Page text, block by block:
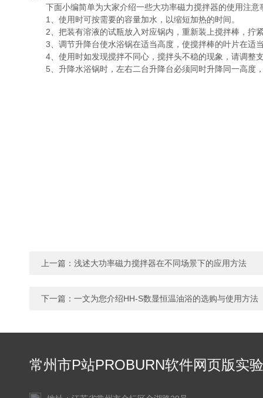
下面小编简单为大家介绍一些大功率磁力搅拌器的使用注意
1、使用时可按需要的容量加水，以缩短加热的时间。
2、把装有溶液的试瓶放入对应锅内，重新装上搅拌棒，拧
3、调节升降台使水浴锅在适当高度，使搅拌棒的叶片在适
4、使用时如发现搅拌不同心，搅拌头不稳的现象，请调整
5、升降水浴锅时，左右二台升降台必须同时升降同一高度
上一篇： 浅述大功率磁力搅拌器在不同场景下的应用方法
下一篇： 一文为您介绍HH-S数显恒温油浴的选购与使用方法
常州市P站PROBURN软件网页版实验